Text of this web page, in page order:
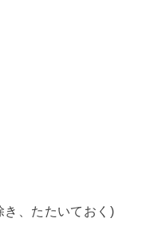
、たたいておく)